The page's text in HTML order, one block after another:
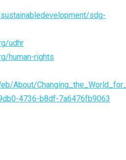
sdg-
udhr
human-rights
About/
4736-b8df-7a6476fb9063